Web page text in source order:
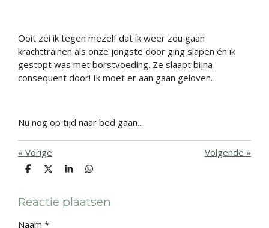
Ooit zei ik tegen mezelf dat ik weer zou gaan
krachttrainen als onze jongste door ging slapen én ik
gestopt was met borstvoeding. Ze slaapt bijna
consequent door! Ik moet er aan gaan geloven.
Nu nog op tijd naar bed gaan....
« Vorige Volgende »
D
e
n
D
l
S
r
e
D
e
n
Reactie plaatsen
Naam *